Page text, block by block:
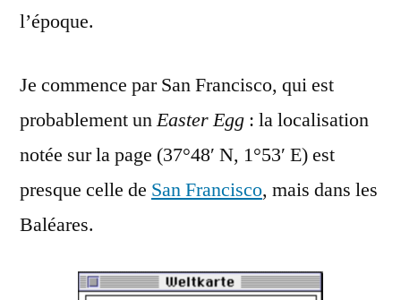
l’époque.
Je commence par San Francisco, qui est
probablement unEaster Egg : la localisation
notée sur la page (37°48′ N, 1°53′ E) est
presque celle de San Francisco, mais dans les
Baléares.